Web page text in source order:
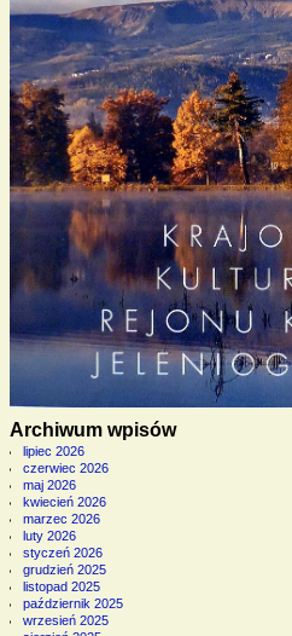
Archiwum wpisów
lipiec 2026
czerwiec 2026
maj 2026
kwiecień 2026
marzec 2026
luty 2026
styczeń 2026
grudzień 2025
listopad 2025
październik 2025
wrzesień 2025